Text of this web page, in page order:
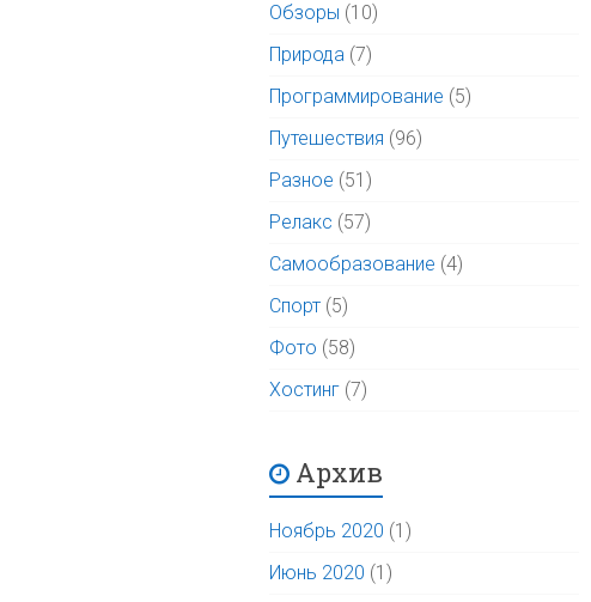
Обзоры (10)
Природа (7)
Программирование (5)
Путешествия (96)
Разное (51)
Релакс (57)
Самообразование (4)
Спорт (5)
Фото (58)
Хостинг (7)
Архив
Ноябрь 2020 (1)
Июнь 2020 (1)